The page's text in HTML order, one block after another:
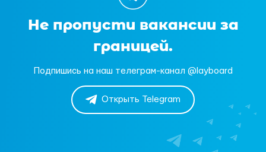
Не пропусти вакансии за
границей.
Подпишись на наш телеграм-канал @layboard
Открыть Telegram